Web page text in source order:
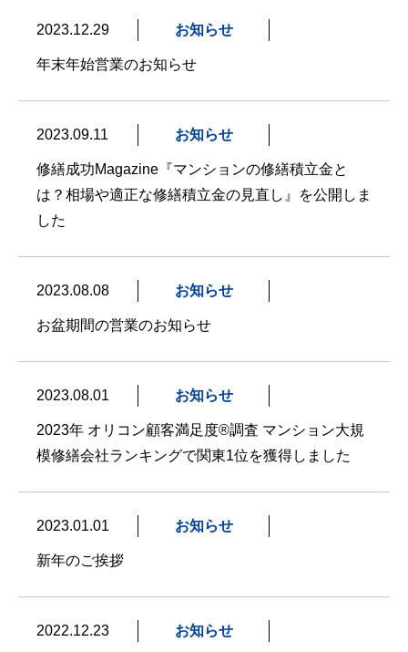
2023.12.29 お知らせ
年末年始営業のお知らせ
2023.09.11 お知らせ
修繕成功Magazine『マンションの修繕積立金と
は？相場や適正な修繕積立金の見直し』を公開しま
した
2023.08.08 お知らせ
お盆期間の営業のお知らせ
2023.08.01 お知らせ
2023年 オリコン顧客満足度®調査 マンション大規
模修繕会社ランキングで関東1位を獲得しました
2023.01.01 お知らせ
新年のご挨拶
2022.12.23 お知らせ